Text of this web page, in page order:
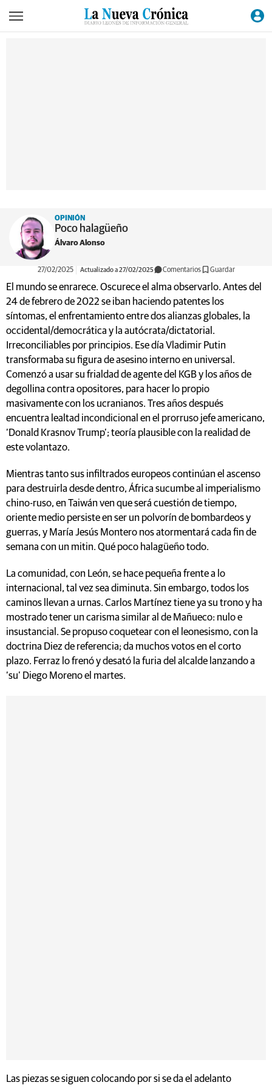
OPINIÓN
Poco halagüeño
Álvaro Alonso
27/02/2025 Actualizado a 27/02/2025 Comentarios Guardar
El mundo se enrarece. Oscurece el alma observarlo. Antes del
24 de febrero de 2022 se iban haciendo patentes los
síntomas, el enfrentamiento entre dos alianzas globales, la
occidental/democrática y la autócrata/dictatorial.
Irreconciliables por principios. Ese día Vladimir Putin
transformaba su figura de asesino interno en universal.
Comenzó a usar su frialdad de agente del KGB y los años de
degollina contra opositores, para hacer lo propio
masivamente con los ucranianos. Tres años después
encuentra lealtad incondicional en el prorruso jefe americano,
‘Donald Krasnov Trump’; teoría plausible con la realidad de
este volantazo.
Mientras tanto sus infiltrados europeos continúan el ascenso
para destruirla desde dentro, África sucumbe al imperialismo
chino-ruso, en Taiwán ven que será cuestión de tiempo,
oriente medio persiste en ser un polvorín de bombardeos y
guerras, y María Jesús Montero nos atormentará cada fin de
semana con un mitin. Qué poco halagüeño todo.
La comunidad, con León, se hace pequeña frente a lo
internacional, tal vez sea diminuta. Sin embargo, todos los
caminos llevan a urnas. Carlos Martínez tiene ya su trono y ha
mostrado tener un carisma similar al de Mañueco: nulo e
insustancial. Se propuso coquetear con el leonesismo, con la
doctrina Diez de referencia; da muchos votos en el corto
plazo. Ferraz lo frenó y desató la furia del alcalde lanzando a
‘su’ Diego Moreno el martes.
Las piezas se siguen colocando por si se da el adelanto